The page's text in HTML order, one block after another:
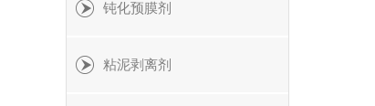
钝化预膜剂
粘泥剥离剂